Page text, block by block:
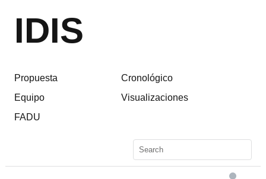
IDIS
Propuesta
Equipo
FADU
Cronológico
Visualizaciones